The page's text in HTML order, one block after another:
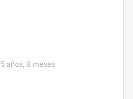
años, 9 meses